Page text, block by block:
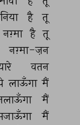
है
तू
नग़्मा है तू
नग़्मा-ज़न
वतन
लाऊँगा मैं
मैं
मैं